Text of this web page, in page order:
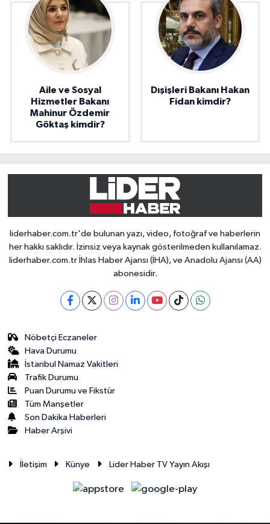
Aile ve Sosyal
Hizmetler Bakanı
Mahinur Özdemir
Göktaş kimdir?
Dışişleri Bakanı Hakan
Fidan kimdir?
liderhaber.com.tr'de bulunan yazı, video, fotoğraf ve haberlerin
her hakkı saklıdır. İzinsiz veya kaynak gösterilmeden kullanılamaz.
liderhaber.com.tr İhlas Haber Ajansı (İHA), ve Anadolu Ajansı (AA)
abonesidir.
Nöbetçi Eczaneler
Hava Durumu
İstanbul Namaz Vakitleri
Trafik Durumu
Puan Durumu ve Fikstür
Tüm Manşetler
Son Dakika Haberleri
Haber Arşivi
İletişim Künye Lider Haber TV Yayın Akışı